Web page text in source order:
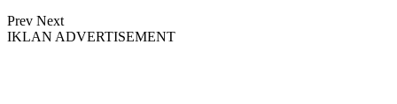
Prev Next
IKLAN ADVERTISEMENT